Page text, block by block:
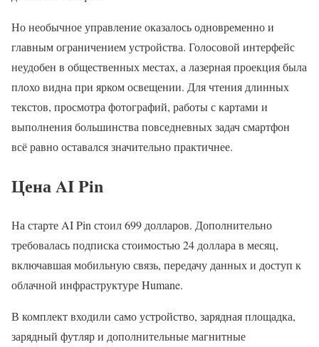
Но необычное управление оказалось одновременно и
главным ограничением устройства. Голосовой интерфейс
неудобен в общественных местах, а лазерная проекция была
плохо видна при ярком освещении. Для чтения длинных
текстов, просмотра фотографий, работы с картами и
выполнения большинства повседневных задач смартфон
всё равно оставался значительно практичнее.
Цена AI Pin
На старте AI Pin стоил 699 долларов. Дополнительно
требовалась подписка стоимостью 24 доллара в месяц,
включавшая мобильную связь, передачу данных и доступ к
облачной инфраструктуре Humane.
В комплект входили само устройство, зарядная площадка,
зарядный футляр и дополнительные магнитные